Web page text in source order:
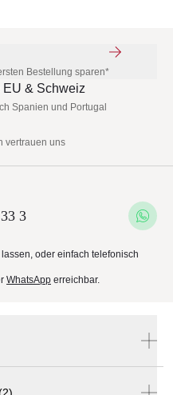
Bestellung sparen*
EU & Schweiz
Spanien und Portugal
vertrauen uns
3
oder einfach telefonisch
WhatsApp erreichbar.